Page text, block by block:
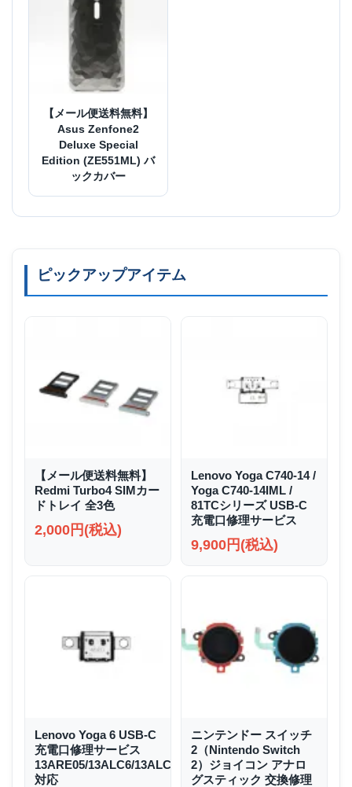
【メール便送料無料】
Asus Zenfone2
Deluxe Special
Edition (ZE551ML) バ
ックカバー
ピックアップアイテム
【メール便送料無料】
Redmi Turbo4 SIMカー
ドトレイ 全3色
2,000円(税込)
Lenovo Yoga C740-14 /
Yoga C740-14IML /
81TCシリーズ USB-C
充電口修理サービス
9,900円(税込)
Lenovo Yoga 6 USB-C
充電口修理サービス
13ARE05/13ALC6/13ALC7/13ABR8
対応
ニンテンドー スイッチ
2（Nintendo Switch
2）ジョイコン アナロ
グスティック 交換修理